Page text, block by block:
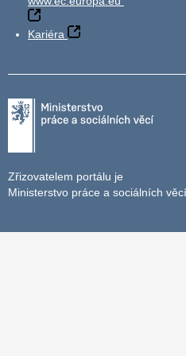
Kariéra
Zřizovatelem portálu je
Ministerstvo práce a sociálních